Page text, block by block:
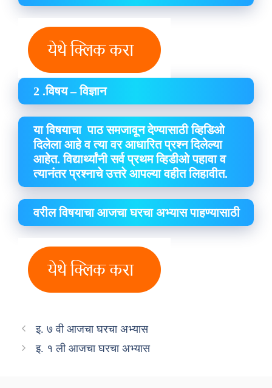
2 .विषय – विज्ञान
या विषयाचा पाठ समजावून देण्यासाठी व्हिडिओ
दिलेला आहे व त्या वर आधारित प्रश्न दिलेल्या
आहेत. विद्यार्थ्यांनी सर्व प्रथम व्हिडीओ पहावा व
त्यानंतर प्रश्नाचे उत्तरे आपल्या वहीत लिहावीत.
वरील विषयाचा आजचा घरचा अभ्यास पाहण्यासाठी
इ. ७ वी आजचा घरचा अभ्यास
इ. १ ली आजचा घरचा अभ्यास